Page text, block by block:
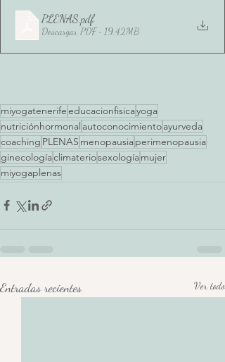
PLENAS.pdf
Descargar PDF • 19.42MB
miyogatenerifeeducacionfisicayoga
nutriciónhormonal autoconocimientoayurveda
coaching PLENAS menopausiaperimenopausia
ginecologíaclimateriosexologíamujer
miyogaplenas
Entradas recientes Ver todo